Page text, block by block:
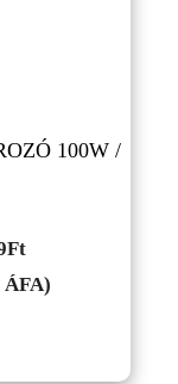
100W /
FtÁrtartomány:
3,630,930Ft
ÁFA)